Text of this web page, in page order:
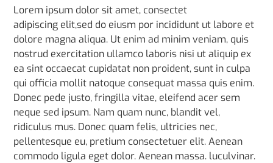
Lorem ipsum dolor sit amet, consectet
adipiscing elit,sed do eiusm por incididunt ut labore et
dolore magna aliqua. Ut enim ad minim veniam, quis
nostrud exercitation ullamco laboris nisi ut aliquip ex
ea sint occaecat cupidatat non proident, sunt in culpa
qui officia mollit natoque consequat massa quis enim.
Donec pede justo, fringilla vitae, eleifend acer sem
neque sed ipsum. Nam quam nunc, blandit vel,
ridiculus mus. Donec quam felis, ultricies nec,
pellentesque eu, pretium consectetuer elit. Aenean
commodo ligula eget dolor. Aenean massa. luculvinar.